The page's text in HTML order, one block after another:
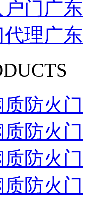
门广东
理广东
防火门
防火门
防火门
防火门